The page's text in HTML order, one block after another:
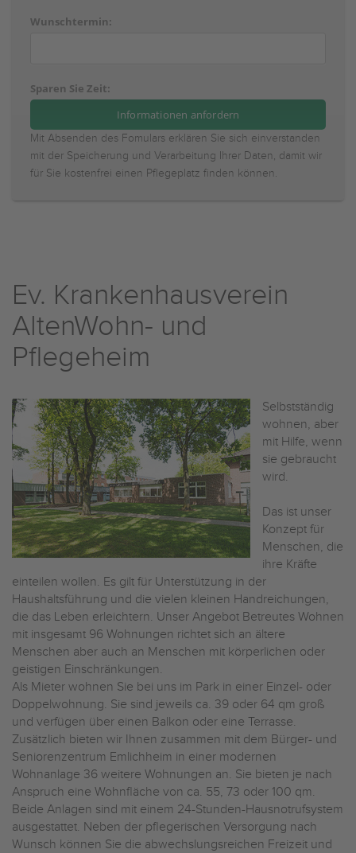
Wunschtermin:
Sparen Sie Zeit:
Mit Absenden des Fomulars erklären Sie sich einverstanden
mit der Speicherung und Verarbeitung Ihrer Daten, damit wir
für Sie kostenfrei einen Pflegeplatz finden können.
Ev. Krankenhausverein
AltenWohn- und
Pflegeheim
Selbstständig
wohnen, aber
mit Hilfe, wenn
sie gebraucht
wird.
Das ist unser
Konzept für
Menschen, die
ihre Kräfte
einteilen wollen. Es gilt für Unterstützung in der
Haushaltsführung und die vielen kleinen Handreichungen,
die das Leben erleichtern. Unser Angebot Betreutes Wohnen
mit insgesamt 96 Wohnungen richtet sich an ältere
Menschen aber auch an Menschen mit körperlichen oder
geistigen Einschränkungen.
Als Mieter wohnen Sie bei uns im Park in einer Einzel- oder
Doppelwohnung. Sie sind jeweils ca. 39 oder 64 qm groß
und verfügen über einen Balkon oder eine Terrasse.
Zusätzlich bieten wir Ihnen zusammen mit dem Bürger- und
Seniorenzentrum Emlichheim in einer modernen
Wohnanlage 36 weitere Wohnungen an. Sie bieten je nach
Anspruch eine Wohnfläche von ca. 55, 73 oder 100 qm.
Beide Anlagen sind mit einem 24-Stunden-Hausnotrufsystem
ausgestattet. Neben der pflegerischen Versorgung nach
Wunsch können Sie die abwechslungsreichen Freizeit und